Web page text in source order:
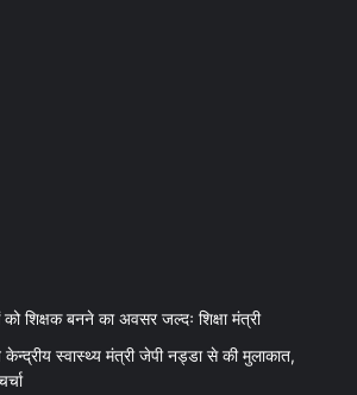
शिक्षक बनने का अवसर जल्दः शिक्षा मंत्री
केन्द्रीय स्वास्थ्य मंत्री जेपी नड्डा से की मुलाकात,